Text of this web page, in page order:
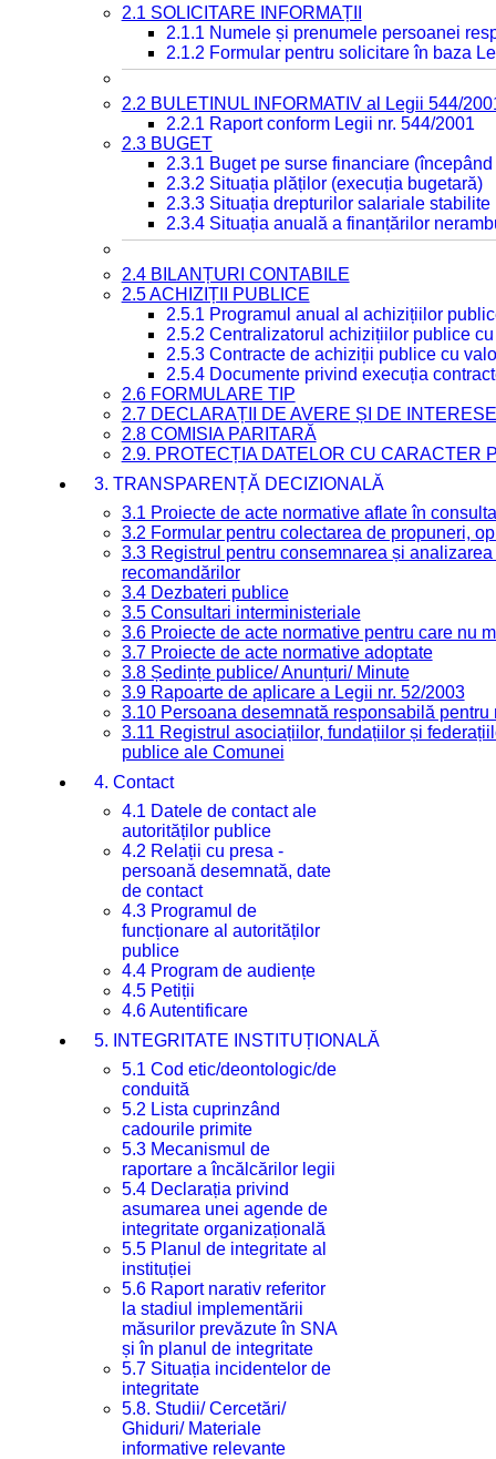
2.1 SOLICITARE INFORMAȚII
2.1.1 Numele și prenumele persoanei
2.1.2 Formular pentru solicitare în baza
2.2 BULETINUL INFORMATIV al Legii 544/
2.2.1 Raport conform Legii nr. 544/2001
2.3 BUGET
2.3.1 Buget pe surse financiare
2.3.2 Situația plăților (execuția bugetară)
2.3.3 Situația drepturilor salariale
2.3.4 Situația anuală a finanțărilor
2.4 BILANȚURI CONTABILE
2.5 ACHIZIȚII PUBLICE
2.5.1 Programul anual al achizițiilor
2.5.2 Centralizatorul achizițiilor publice
2.5.3 Contracte de achiziții publice cu
2.5.4 Documente privind execuția
2.6 FORMULARE TIP
2.7 DECLARAȚII DE AVERE ȘI DE INTERESE
2.8 COMISIA PARITARĂ
2.9. PROTECȚIA DATELOR CU CARACTER
3. TRANSPARENȚĂ DECIZIONALĂ
3.1 Proiecte de acte normative aflate în
3.2 Formular pentru colectarea de propuneri,
3.3 Registrul pentru consemnarea și
recomandărilor
3.4 Dezbateri publice
3.5 Consultari interministeriale
3.6 Proiecte de acte normative pentru care nu
3.7 Proiecte de acte normative adoptate
3.8 Ședințe publice/ Anunțuri/ Minute
3.9 Rapoarte de aplicare a Legii nr. 52/2003
3.10 Persoana desemnată responsabilă
3.11 Registrul asociațiilor, fundațiilor și
publice ale Comunei
4. Contact
4.1 Datele de contact ale
autorităților publice
4.2 Relații cu presa -
persoană desemnată, date
de contact
4.3 Programul de
funcționare al autorităților
publice
4.4 Program de audiențe
4.5 Petiții
4.6 Autentificare
5. INTEGRITATE INSTITUȚIONALĂ
5.1 Cod etic/deontologic/de
conduită
5.2 Lista cuprinzând
cadourile primite
5.3 Mecanismul de
raportare a încălcărilor legii
5.4 Declarația privind
asumarea unei agende de
integritate organizațională
5.5 Planul de integritate al
instituției
5.6 Raport narativ referitor
la stadiul implementării
măsurilor prevăzute în SNA
și în planul de integritate
5.7 Situația incidentelor de
integritate
5.8. Studii/ Cercetări/
Ghiduri/ Materiale
informative relevante